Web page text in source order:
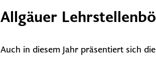
Allgäuer
Auch in diesem Jahr präsentiert sich